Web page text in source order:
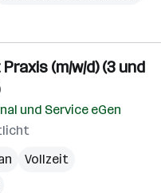
(m/w/d) (3 und
und Service eGen
Vollzeit